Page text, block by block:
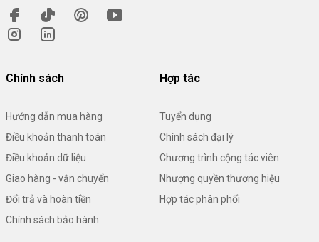
Chính sách
Hướng dẫn mua hàng
Điều khoản thanh toán
Điều khoản dữ liệu
Giao hàng - vận chuyển
Đổi trả và hoàn tiền
Chính sách bảo hành
Hợp tác
Tuyển dụng
Chính sách đại lý
Chương trình cộng tác viên
Nhượng quyền thương hiệu
Hợp tác phân phối